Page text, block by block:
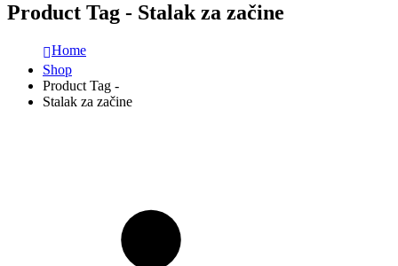
Product Tag - Stalak za začine
Home
Shop
Product Tag -
Stalak za začine